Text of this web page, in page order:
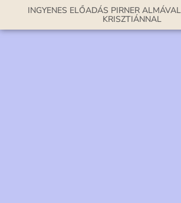
INGYENES ELŐADÁS PIRNER
KRISZTIÁNNAL